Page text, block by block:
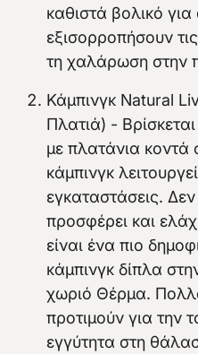
καθιστά βολικό
εξισορροπήσουν
τη χαλάρωση στην
Κάμπινγκ Natural
Πλατιά) -
με πλατάνια
κάμπινγκ
εγκαταστάσεις.
προσφέρει και
είναι ένα πιο
κάμπινγκ δίπλα
χωριό Θέρμα.
προτιμούν για την
εγγύτητα στη